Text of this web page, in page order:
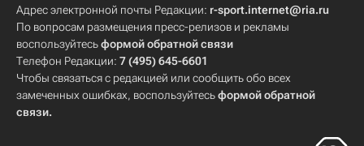
Адрес электронной почты Редакции: r-sport.internet@ria.ru
По вопросам размещения пресс-релизов и рекламы
воспользуйтесьформой обратной связи
Телефон Редакции: 7 (495) 645-6601
Чтобы связаться с редакцией или сообщить обо всех
замеченных ошибках, воспользуйтесьформой обратной
связи.